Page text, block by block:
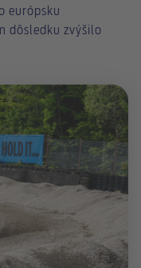
európsku
dôsledku zvýšilo